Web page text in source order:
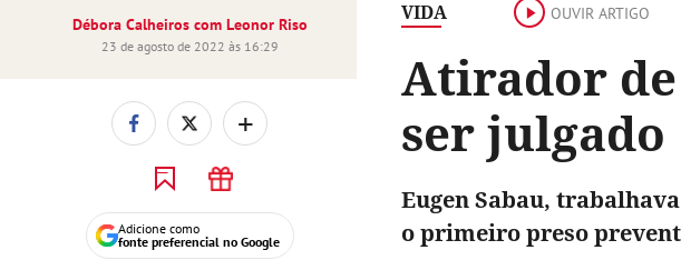
VIDA OUVIR ARTIGO
Atirador de
ser julgado
Débora Calheiros com Leonor Riso
23 de agosto de 2022 às 16:29
+
Adicione como
fonte preferencial no Google
Eugen Sabau,
o primeiro preso